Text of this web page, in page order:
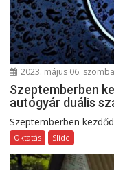
2023. május 06.
Szeptemberben
autógyár duális
Szeptemberben
Oktatás Slide